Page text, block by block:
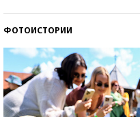
ФОТОИСТОРИИ